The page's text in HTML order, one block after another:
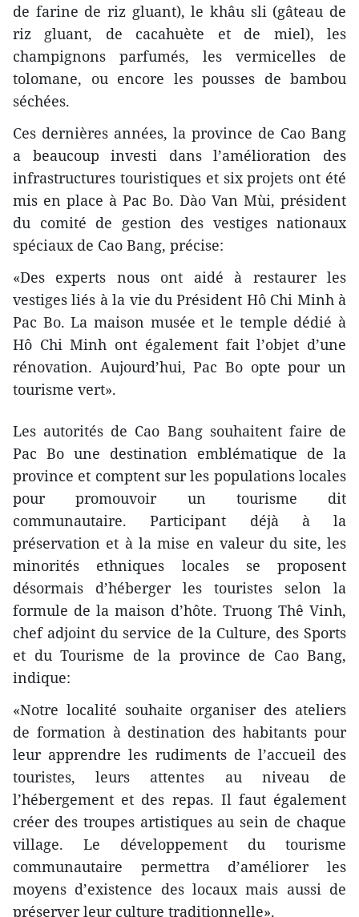
de farine de riz gluant), le khâu sli (gâteau de
riz gluant, de cacahuète et de miel), les
champignons parfumés, les vermicelles de
tolomane, ou encore les pousses de bambou
séchées.
Ces dernières années, la province de Cao Bang
a beaucoup investi dans l’amélioration des
infrastructures touristiques et six projets ont été
mis en place à Pac Bo. Dào Van Mùi, président
du comité de gestion des vestiges nationaux
spéciaux de Cao Bang, précise:
«Des experts nous ont aidé à restaurer les
vestiges liés à la vie du Président Hô Chi Minh à
Pac Bo. La maison musée et le temple dédié à
Hô Chi Minh ont également fait l’objet d’une
rénovation. Aujourd’hui, Pac Bo opte pour un
tourisme vert».
Les autorités de Cao Bang souhaitent faire de
Pac Bo une destination emblématique de la
province et comptent sur les populations locales
pour promouvoir un tourisme dit
communautaire. Participant déjà à la
préservation et à la mise en valeur du site, les
minorités ethniques locales se proposent
désormais d’héberger les touristes selon la
formule de la maison d’hôte. Truong Thê Vinh,
chef adjoint du service de la Culture, des Sports
et du Tourisme de la province de Cao Bang,
indique:
«Notre localité souhaite organiser des ateliers
de formation à destination des habitants pour
leur apprendre les rudiments de l’accueil des
touristes, leurs attentes au niveau de
l’hébergement et des repas. Il faut également
créer des troupes artistiques au sein de chaque
village. Le développement du tourisme
communautaire permettra d’améliorer les
moyens d’existence des locaux mais aussi de
préserver leur culture traditionnelle».